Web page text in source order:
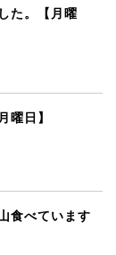
た。【月曜
曜日】
食べています